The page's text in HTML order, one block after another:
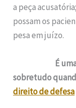
a peça
possam os
pesa em juízo.
É
sobretudo
direito de defesa